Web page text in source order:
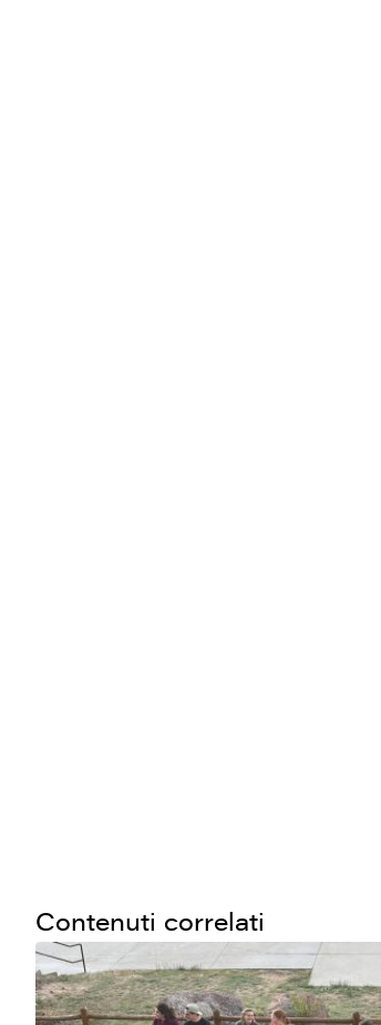
Contenuti correlati